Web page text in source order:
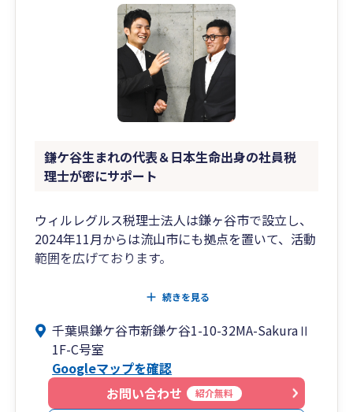
鎌ケ谷生まれの代表＆日本生命出身の社員税
理士が密にサポート
ウィルレグルス税理士法人は鎌ヶ谷市で設立し、
2024年11月からは流山市にも拠点を置いて、活動
範囲を広げております。
✅これまで自分で確定申告などをしてきたが、そ
✅相続について、どこから手をつけたら良い？
✅売り上げが上がってきたけれど、何か気を付け
るべきことはある？
など、明確な目的に関することはもちろん、小さ
続きを見る
千葉県鎌ケ谷市新鎌ケ谷1-10-32MA-SakuraⅡ
1F-C号室
Googleマップを確認
お問い合わせ
紹介無料